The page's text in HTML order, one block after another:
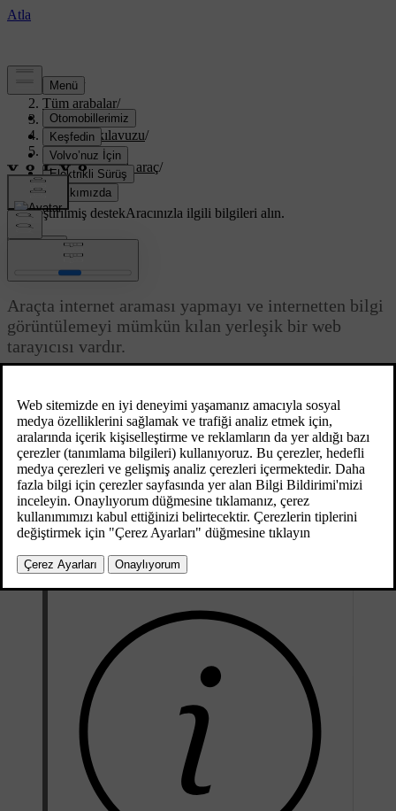
Destek
Tüm arabalar/
XC70 2016/
Kullanıcı kılavuzu/
Infotainment/
İnternete bağlı araç/
Web tarayıcı
Özelleştirilmiş destekAracınızla ilgili bilgileri alın.
Web tarayıcı
Araçta internet araması yapmayı ve internetten bilgi
görüntülemeyi mümkün kılan yerleşik bir web
tarayıcısı vardır.
bölümlerini okuyun.
Web tarayıcısı basit bir tiptedir ve metin ve görüntülerde HTML 4
standardını destekler. İnternet tarayıcısı hareketli görüntüleri,
videoları ve ses akışını desteklemez. Dosyaları indirmek ve
kaydetmek mümkün değildir.
Web tarayıcısının kullanılması için araç öncelikleİnternete bağlı